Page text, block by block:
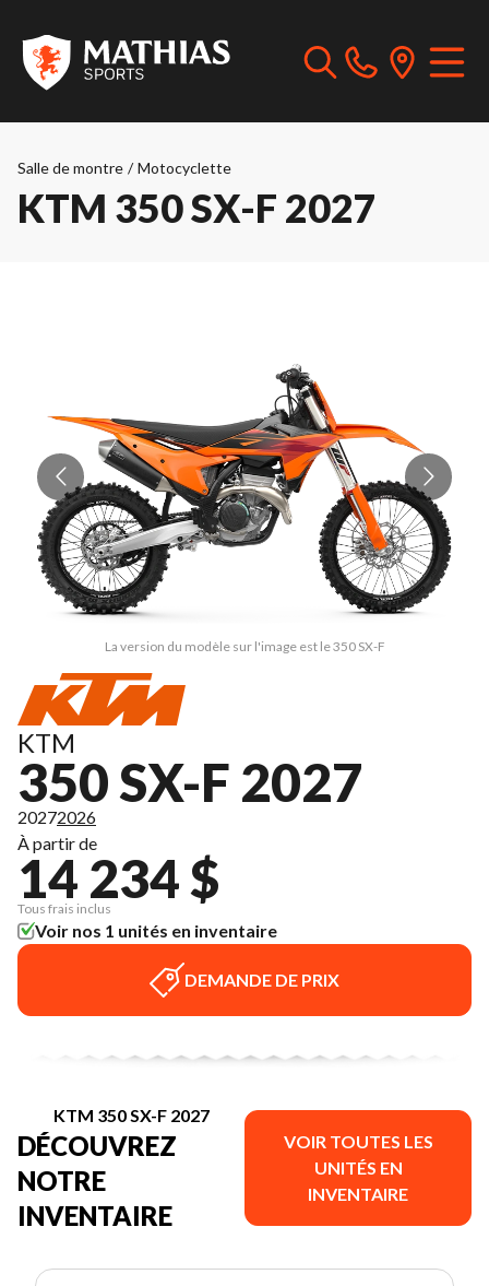
Salle de montre / Motocyclette
KTM 350 SX-F 2027
La version du modèle sur l'image est le 350 SX-F
KTM
350 SX-F 2027
20272026
À partir de
14 234 $
Tous frais inclus
Voir nos 1 unités en inventaire
DEMANDE DE PRIX
KTM 350 SX-F 2027
DÉCOUVREZ
NOTRE
INVENTAIRE
VOIR TOUTES LES
UNITÉS EN
INVENTAIRE